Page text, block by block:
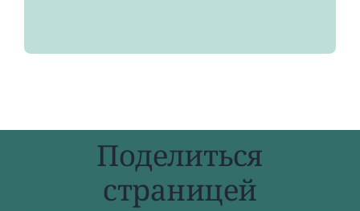
Поделиться
страницей